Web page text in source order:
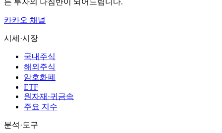
든 투자의 나침반이 되어드립니다.
카카오 채널
시세·시장
국내주식
해외주식
암호화폐
ETF
원자재·귀금속
주요 지수
분석·도구